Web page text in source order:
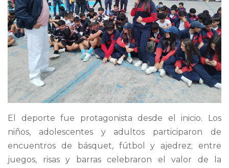
El deporte fue protagonista desde el inicio. Los
niños, adolescentes y adultos participaron de
encuentros de básquet, fútbol y ajedrez; entre
juegos, risas y barras celebraron el valor de la